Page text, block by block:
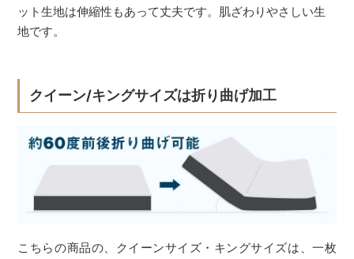
ット生地は伸縮性もあって丈夫です。肌ざわりやさしい生
地です。
クイーン/キングサイズは折り曲げ加工
こちらの商品の、クイーンサイズ・キングサイズは、一枚